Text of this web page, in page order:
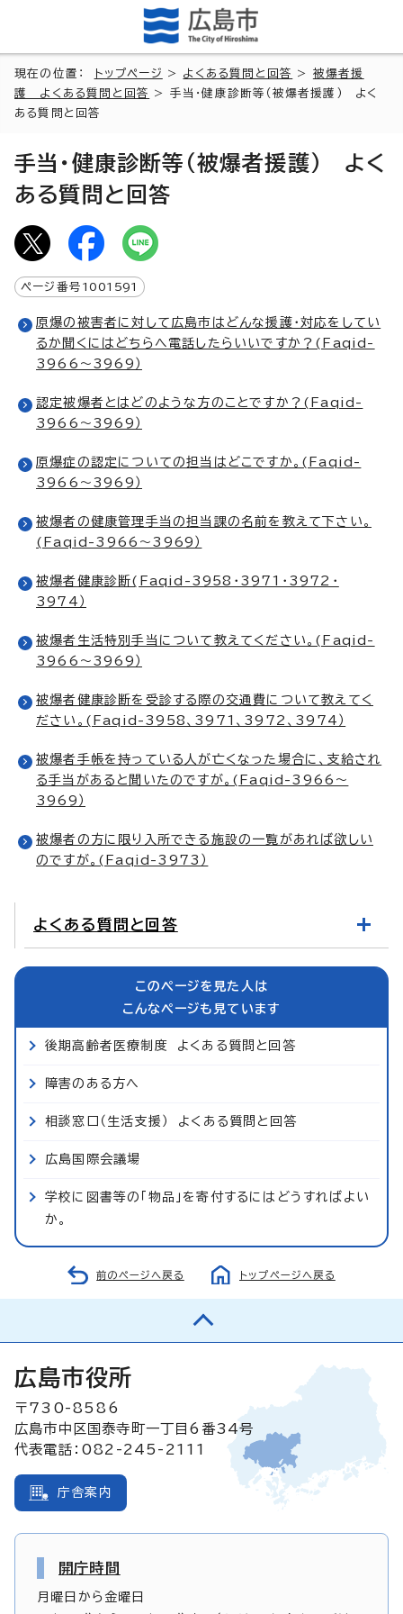
現在の位置： トップページ > よくある質問と回答 > 被爆者援
護 よくある質問と回答
> 手当・健康診断等（被爆者援護） よく
ある質問と回答
手当・健康診断等（被爆者援護） よく
ある質問と回答
ページ番号 1001591
原爆の被害者に対して広島市はどんな援護・対応をしてい
るか聞くにはどちらへ電話したらいいですか？(Faqid-
3966～3969）
認定被爆者とはどのような方のことですか？(Faqid-
3966～3969）
原爆症の認定についての担当はどこですか。(Faqid-
3966～3969）
被爆者の健康管理手当の担当課の名前を教えて下さい。
(Faqid-3966～3969）
被爆者健康診断(Faqid-3958・3971・3972・
3974）
被爆者生活特別手当について教えてください。(Faqid-
3966～3969）
被爆者健康診断を受診する際の交通費について教えてく
ださい。(Faqid-3958、3971、3972、3974）
被爆者手帳を持っている人が亡くなった場合に、支給され
る手当があると聞いたのですが。(Faqid-3966～
3969）
被爆者の方に限り入所できる施設の一覧があれば欲しい
のですが。(Faqid-3973）
よくある質問と回答
このページを見た人は
こんなページも見ています
後期高齢者医療制度 よくある質問と回答
障害のある方へ
相談窓口（生活支援） よくある質問と回答
広島国際会議場
学校に図書等の「物品」を寄付するにはどうすればよい
か。
前のページへ戻る トップページへ戻る
広島市役所
〒730-8586
広島市中区国泰寺町一丁目6番34号
代表電話：082-245-2111
庁舎案内
開庁時間
月曜日から金曜日